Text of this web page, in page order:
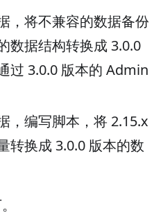
，将不兼容的数据备份
数据结构转换成 3.0.0
过 3.0.0 版本的 Admin
，编写脚本，将 2.15.x
转换成 3.0.0 版本的数